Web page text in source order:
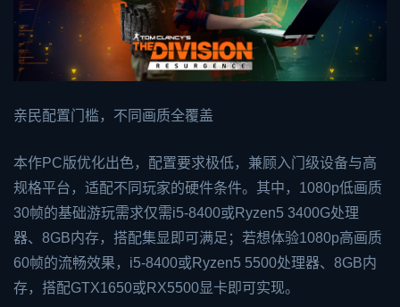
亲民配置门槛，不同画质全覆盖
本作PC版优化出色，配置要求极低，兼顾入门级设备与高
规格平台，适配不同玩家的硬件条件。其中，1080p低画质
30帧的基础游玩需求仅需i5-8400或Ryzen5 3400G处理
器、8GB内存，搭配集显即可满足；若想体验1080p高画质
60帧的流畅效果，i5-8400或Ryzen5 5500处理器、8GB内
存，搭配GTX1650或RX5500显卡即可实现。